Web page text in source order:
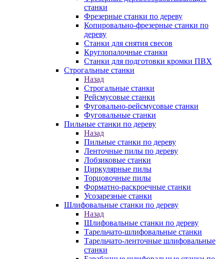
станки
Фрезерные станки по дереву
Копировально-фрезерные станки по
дереву
Станки для снятия свесов
Круглопалочные станки
Станки для подготовки кромки ПВХ
Строгальные станки
Назад
Строгальные станки
Рейсмусовые станки
Фуговально-рейсмусовые станки
Фуговальные станки
Пильные станки по дереву
Назад
Пильные станки по дереву
Ленточные пилы по дереву
Лобзиковые станки
Циркулярные пилы
Торцовочные пилы
Форматно-раскроечные станки
Усозарезные станки
Шлифовальные станки по дереву
Назад
Шлифовальные станки по дереву
Тарельчато-шлифовальные станки
Тарельчато-ленточные шлифовальные
станки